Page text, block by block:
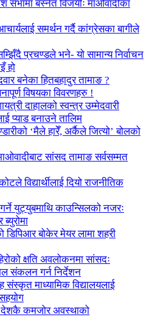
सभामा बस्नेत विजयीः माओवादीका
समर्थन गर्दै कांग्रेसका बागीले
प्रचण्डले भने- यो सामान्य निर्वाचन
हो
बनेका हितबहादुर तामाङ ?
विषयका विवरणहरु !
दाहालको स्वन्त्र उम्मेदवारी
प्याड बनाउने तालिम
‘मैले हारेँ, अर्कैले जित्यो’ बोलको
सांसद तामाङ सर्वसम्मत
विद्यार्थीलाई दियो राजनीतिक
युट्युबमाथि काउन्सिलको नजरः
बोकेर मेयर लामा शहरी
क्षति अवलोकनमा सांसदः
संकलन गर्न निर्देशन
माध्यामिक विद्यालयलाई
देशकै कमजोर अवस्थाको